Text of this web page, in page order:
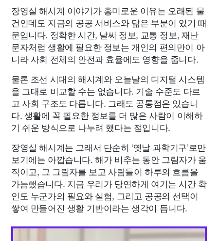
장영실 해시계 이야기가 흥미로운 이유는 오래된 물
건인데도 지금의 공공 서비스와 닮은 부분이 있기 때
문입니다. 정확한 시간, 날씨 정보, 교통 정보, 재난
문자처럼 생활에 필요한 정보는 개인의 편의만이 아
니라 사회 전체의 안전과 효율에도 영향을 줍니다.
물론 조선 시대의 해시계와 오늘날의 디지털 시스템
을 그대로 비교할 수는 없습니다. 기술 수준도 다르
고 사회 구조도 다릅니다. 그래도 공통점은 있습니
다. 생활에 꼭 필요한 정보를 더 많은 사람이 이해하
기 쉬운 방식으로 나누려 했다는 점입니다.
장영실 해시계는 그래서 단순히 ‘옛날 과학기구’로만
보기에는 아깝습니다. 해가 비추는 동안 그림자가 움
직이고, 그 그림자를 보고 사람들이 하루의 흐름을
가늠했습니다. 지금 우리가 당연하게 여기는 시간 확
인도 누군가의 필요와 실험, 그리고 공공의 선택이
쌓여 만들어진 생활 기반이라는 생각이 듭니다.